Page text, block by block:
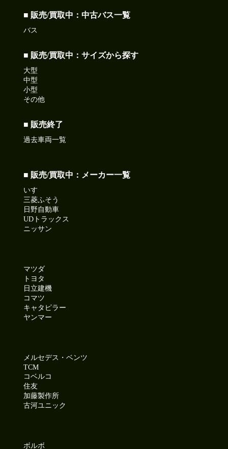
■ 販売/買取中：中古バス一覧
バス
■ 販売/買取中：サイズから探す
大型
中型
小型
その他
■ 販売終了
過去車両一覧
■ 販売/買取中：メーカー一覧
いすゞ
三菱ふそう
日野自動車
UDトラックス
ニッサン
マツダ
トヨタ
日立建機
コマツ
キャタピラー
ヤンマー
メルセデス・ベンツ
TCM
コベルコ
住友
加藤製作所
古河ユニック
ボルボ